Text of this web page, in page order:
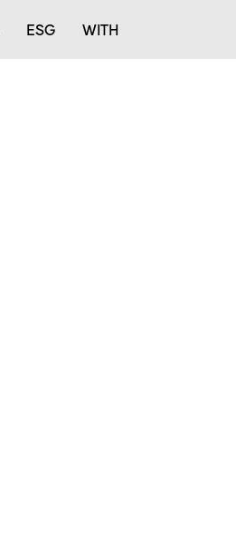
ESG WITH